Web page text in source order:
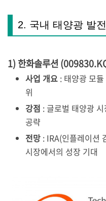
2. 국내 태양광 발
1) 한화솔루션
사업 개요 : 태양광 모
위
강점 : 글로벌 태양광
공략
전망 : IRA(인플레이션
시장에서의 성장 기대